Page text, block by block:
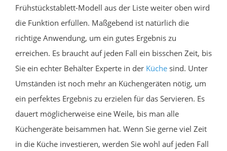
Frühstückstablett-Modell aus der Liste weiter oben wird
die Funktion erfüllen. Maßgebend ist natürlich die
richtige Anwendung, um ein gutes Ergebnis zu
erreichen. Es braucht auf jeden Fall ein bisschen Zeit, bis
Sie ein echter Behälter Experte in der Küche sind. Unter
Umständen ist noch mehr an Küchengeräten nötig, um
ein perfektes Ergebnis zu erzielen für das Servieren. Es
dauert möglicherweise eine Weile, bis man alle
Küchengeräte beisammen hat. Wenn Sie gerne viel Zeit
in die Küche investieren, werden Sie wohl auf jeden Fall